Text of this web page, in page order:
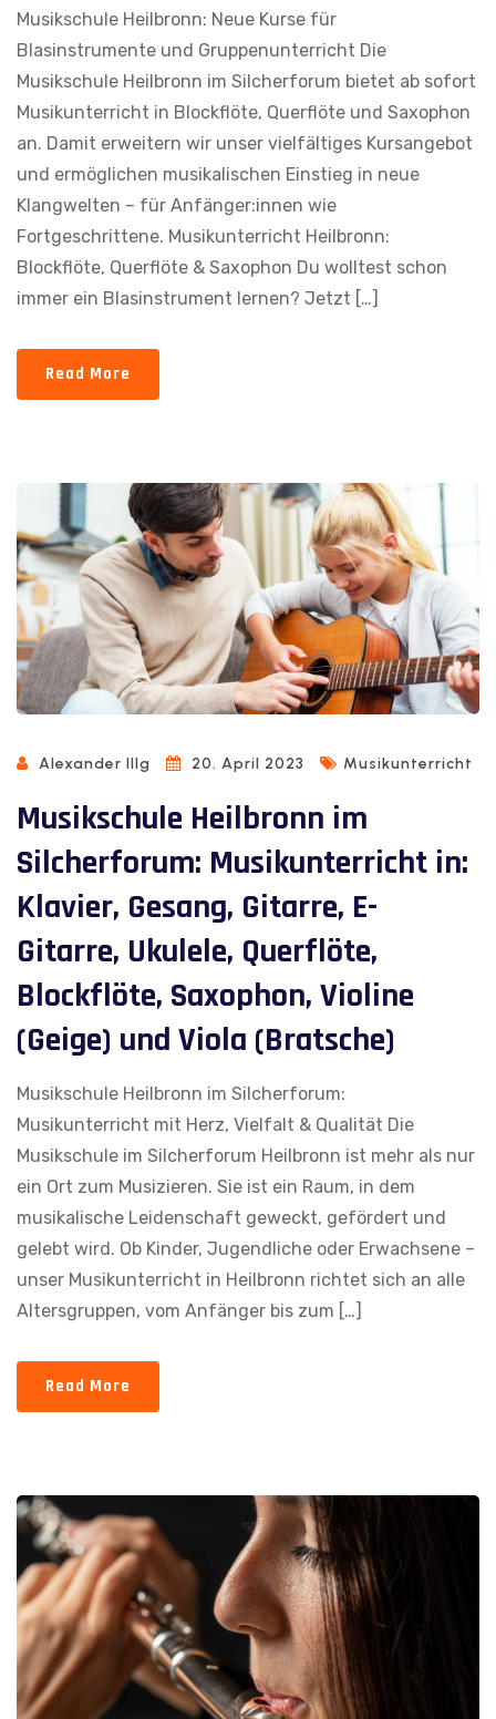
Musikschule Heilbronn: Neue Kurse für
Blasinstrumente und Gruppenunterricht Die
Musikschule Heilbronn im Silcherforum bietet ab sofort
Musikunterricht in Blockflöte, Querflöte und Saxophon
an. Damit erweitern wir unser vielfältiges Kursangebot
und ermöglichen musikalischen Einstieg in neue
Klangwelten – für Anfänger:innen wie
Fortgeschrittene. Musikunterricht Heilbronn:
Blockflöte, Querflöte & Saxophon Du wolltest schon
immer ein Blasinstrument lernen? Jetzt […]
Read More
Alexander Illg 20. April 2023 Musikunterricht
Musikschule Heilbronn im
Silcherforum: Musikunterricht in:
Klavier, Gesang, Gitarre, E-
Gitarre, Ukulele, Querflöte,
Blockflöte, Saxophon, Violine
(Geige) und Viola (Bratsche)
Musikschule Heilbronn im Silcherforum:
Musikunterricht mit Herz, Vielfalt & Qualität Die
Musikschule im Silcherforum Heilbronn ist mehr als nur
ein Ort zum Musizieren. Sie ist ein Raum, in dem
musikalische Leidenschaft geweckt, gefördert und
gelebt wird. Ob Kinder, Jugendliche oder Erwachsene –
unser Musikunterricht in Heilbronn richtet sich an alle
Altersgruppen, vom Anfänger bis zum […]
Read More